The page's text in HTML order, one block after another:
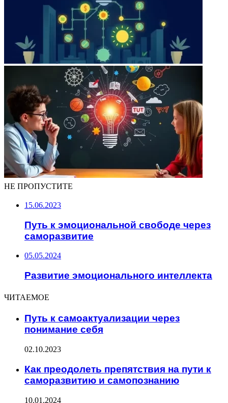
НЕ ПРОПУСТИТЕ
15.06.2023
Путь к эмоциональной свободе через
саморазвитие
05.05.2024
Развитие эмоционального интеллекта
ЧИТАЕМОЕ
Путь к самоактуализации через
понимание себя
02.10.2023
Как преодолеть препятствия на пути к
саморазвитию и самопознанию
10.01.2024